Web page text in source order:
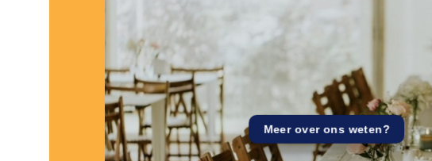
Meer over ons weten?